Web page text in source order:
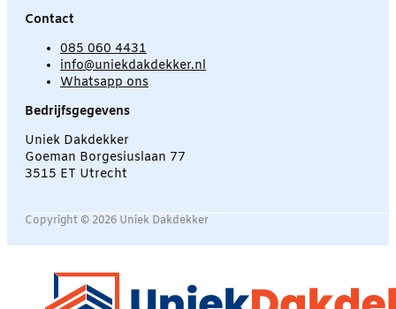
Contact
085 060 4431
info@uniekdakdekker.nl
Whatsapp ons
Bedrijfsgegevens
Uniek Dakdekker
Goeman Borgesiuslaan 77
3515 ET Utrecht
Copyright © 2026 Uniek Dakdekker